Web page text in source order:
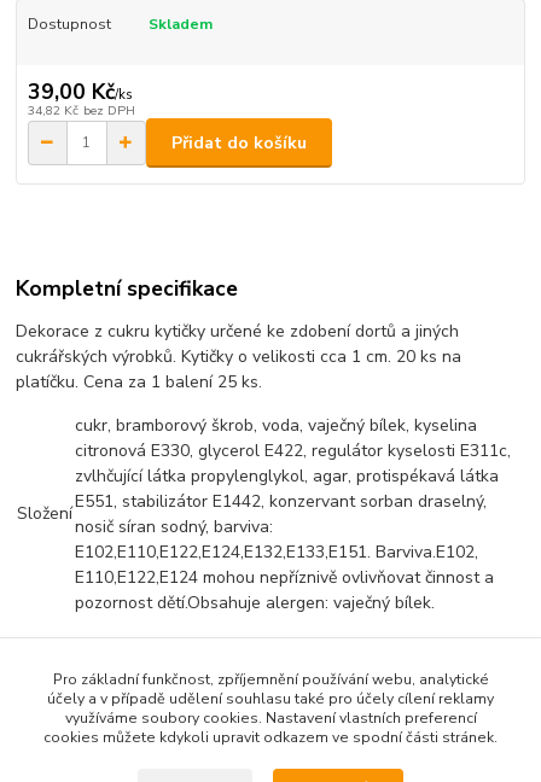
Dostupnost Skladem
39,00 Kč/ks
34,82 Kč bez DPH
Přidat do košíku
Kompletní specifikace
Dekorace z cukru kytičky určené ke zdobení dortů a jiných
cukrářských výrobků. Kytičky o velikosti cca 1 cm. 20 ks na
platíčku. Cena za 1 balení 25 ks.
Složení
cukr, bramborový škrob, voda, vaječný bílek, kyselina
citronová E330, glycerol E422, regulátor kyselosti E311c,
zvlhčující látka propylenglykol, agar, protispékavá látka
E551, stabilizátor E1442, konzervant sorban draselný,
nosič síran sodný, barviva:
E102,E110,E122,E124,E132,E133,E151. Barviva.E102,
E110,E122,E124 mohou nepříznivě ovlivňovat činnost a
pozornost dětí.Obsahuje alergen: vaječný bílek.
Zboží zařazeno v kategoriích
Vánoce
Cukrové a čokoládové dekorace
Pro základní funkčnost, zpříjemnění používání webu, analytické
účely a v případě udělení souhlasu také pro účely cílení reklamy
využíváme soubory cookies. Nastavení vlastních preferencí
cookies můžete kdykoli upravit odkazem ve spodní části stránek.